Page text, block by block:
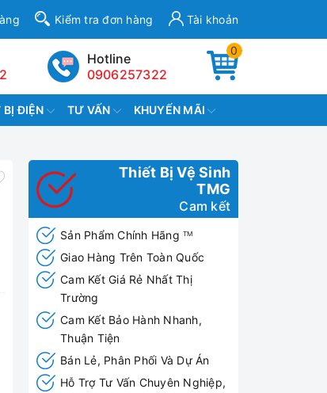
Kiểm tra đơn hàng Tài khoản
0
Hotline
0906257322
BỊ ĐIỆN TƯ VẤN KHUYẾN MÃI
Thiết Bị Vệ Sinh
TMG
Cam kết
Sản Phẩm Chính Hãng TM
Giao Hàng Trên Toàn Quốc
Cam Kết Giá Rẻ Nhất Thị
Trường
Cam Kết Bảo Hành Nhanh,
Thuận Tiện
Bán Lẻ, Phân Phối Và Dự Án
Hỗ Trợ Tư Vấn Chuyên Nghiệp,